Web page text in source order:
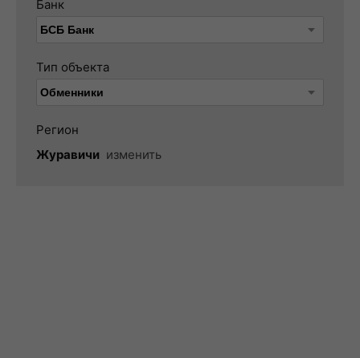
Банк
Тип объекта
Регион
Журавичи изменить